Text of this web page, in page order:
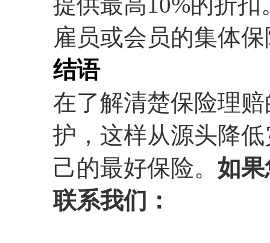
雇员或会员的集体
结语
在了解清楚保险理
护，这样从源头降
己的最好保险。 如
联系我们：